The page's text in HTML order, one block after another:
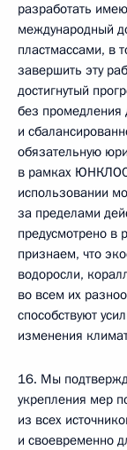
разработать
международный
пластмассами, в
завершить эту
достигнутый
без промедления
и
обязательную
в рамках ЮНКЛОС
использовании
за пределами
предусмотрено
признаем, что
водоросли,
во всем их
способствуют
изменения
16. Мы
укрепления мер
из всех
и своевременно